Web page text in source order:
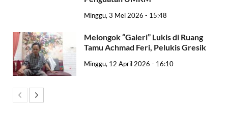
Minggu, 3 Mei 2026 - 15:48
Melongok “Galeri” Lukis di Ruang
Tamu Achmad Feri, Pelukis Gresik
Minggu, 12 April 2026 - 16:10